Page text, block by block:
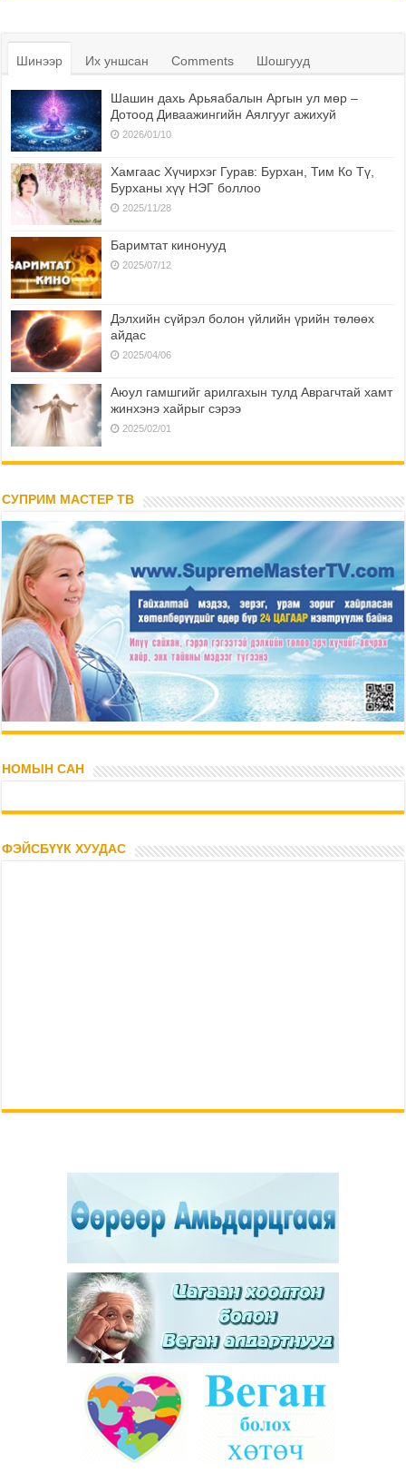
Шинээр Их уншсан Comments Шошгууд
Шашин дахь Арьяабалын Аргын ул мөр –
Дотоод Диваажингийн Аялгууг ажихуй
2026/01/10
Хамгаас Хүчирхэг Гурав: Бурхан, Тим Ко Тү,
Бурханы хүү НЭГ боллоо
2025/11/28
Баримтат кинонууд
2025/07/12
Дэлхийн сүйрэл болон үйлийн үрийн төлөөх
айдас
2025/04/06
Аюул гамшгийг арилгахын тулд Аврагчтай хамт
жинхэнэ хайрыг сэрээ
2025/02/01
СУПРИМ МАСТЕР ТВ
НОМЫН САН
ФЭЙСБҮҮК ХУУДАС